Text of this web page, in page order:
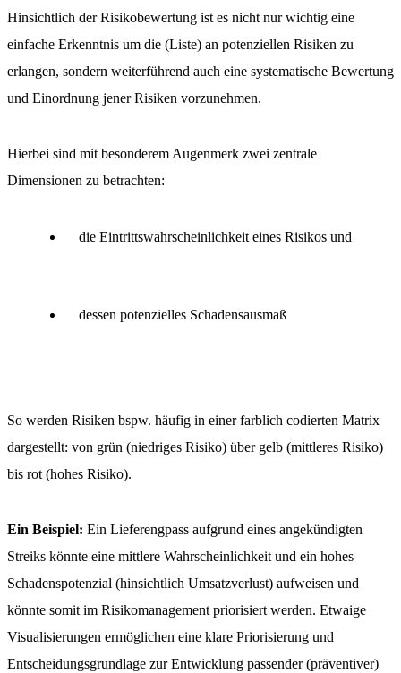
Hinsichtlich der Risikobewertung ist es nicht nur wichtig eine
einfache Erkenntnis um die (Liste) an potenziellen Risiken zu
erlangen, sondern weiterführend auch eine systematische Bewertung
und Einordnung jener Risiken vorzunehmen.
Hierbei sind mit besonderem Augenmerk zwei zentrale
Dimensionen zu betrachten:
die Eintrittswahrscheinlichkeit eines Risikos und
dessen potenzielles Schadensausmaß
So werden Risiken bspw. häufig in einer farblich codierten Matrix
dargestellt: von grün (niedriges Risiko) über gelb (mittleres Risiko)
bis rot (hohes Risiko).
Ein Beispiel: Ein Lieferengpass aufgrund eines angekündigten
Streiks könnte eine mittlere Wahrscheinlichkeit und ein hohes
Schadenspotenzial (hinsichtlich Umsatzverlust) aufweisen und
könnte somit im Risikomanagement priorisiert werden. Etwaige
Visualisierungen ermöglichen eine klare Priorisierung und
Entscheidungsgrundlage zur Entwicklung passender (präventiver)